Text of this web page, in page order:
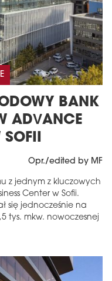
BANK
ADVANCE
SOFII
Opr./edited by MF
z jednym z kluczowych
Center w Sofii.
się jednocześnie na
tys. mkw. nowoczesnej